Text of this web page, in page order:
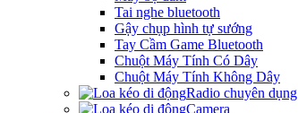
Tai nghe bluetooth
Gậy chụp hình tự sướng
Tay Cầm Game Bluetooth
Chuột Máy Tính Có Dây
Chuột Máy Tính Không Dây
Radio chuyên dụng
Camera